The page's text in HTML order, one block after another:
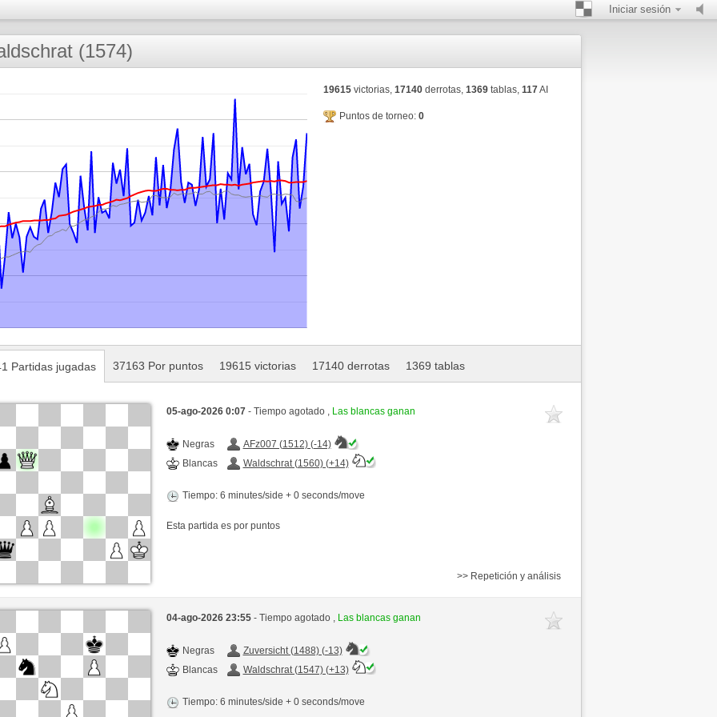
Iniciar sesión
(1574)
19615victorias, 17140derrotas, 1369tablas, 117AI
Puntos de torneo: 0
Partidas jugadas 37163 Por puntos 19615 victorias 17140 derrotas 1369 tablas
05-ago-2026 0:07 - Tiempo agotado , Las blancas ganan
Negras
AFz007 (1512) (-14)
Blancas
Waldschrat (1560) (+14)
Tiempo: 6 minutes/side + 0 seconds/move
Esta partida es por puntos
>> Repetición y análisis
04-ago-2026 23:55 - Tiempo agotado , Las blancas ganan
Negras
Zuversicht (1488) (-13)
Blancas
Waldschrat (1547) (+13)
Tiempo: 6 minutes/side + 0 seconds/move